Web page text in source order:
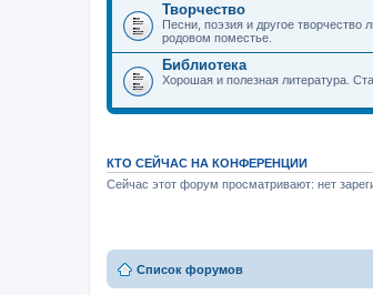
Творчество
Песни, поэзия и другое
родовом поместье.
Библиотека
Хорошая и полезная литература.
КТО СЕЙЧАС НА КОНФЕРЕНЦИИ
Сейчас этот форум просматривают: нет
Список форумов